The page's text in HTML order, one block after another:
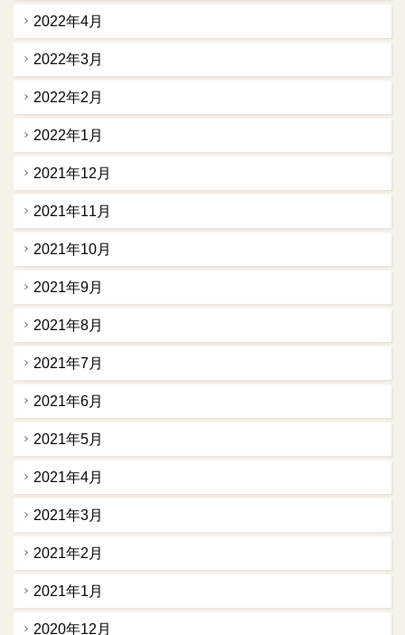
2022年4月
2022年3月
2022年2月
2022年1月
2021年12月
2021年11月
2021年10月
2021年9月
2021年8月
2021年7月
2021年6月
2021年5月
2021年4月
2021年3月
2021年2月
2021年1月
2020年12月